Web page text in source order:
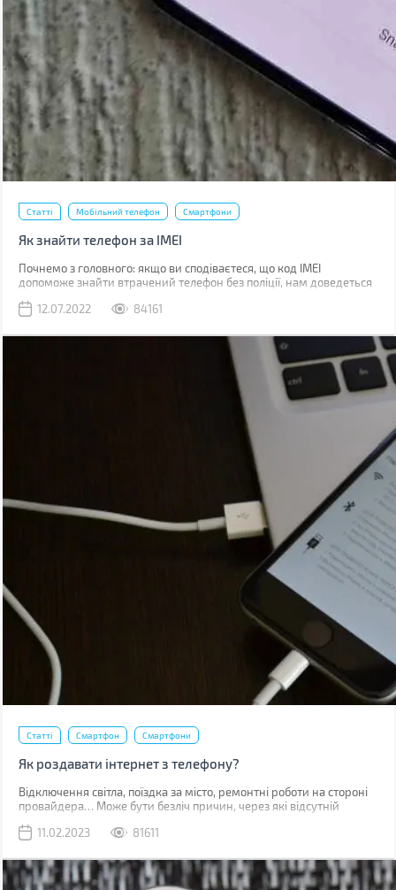
Статті Мобільний телефон Смартфони
Як знайти телефон за IMEI
Почнемо з головного: якщо ви сподіваєтеся, що код IMEI
допоможе знайти втрачений телефон без поліції, нам доведеться
допоможе абсолютно. Якщо його вкрали, IMEI слід повідомити
12.07.2022 84161
Статті Смартфон Смартфони
Як роздавати інтернет з телефону?
Відключення світла, поїздка за місто, ремонтні роботи на стороні
провайдера… Може бути безліч причин, через які відсутній
мобільна мережа, звичайно, якщо ви знаходитесь у зоні її
11.02.2023 81611